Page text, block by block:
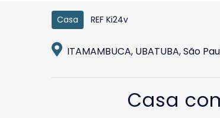
Casa REF Ki24v
ITAMAMBUCA, UBATUBA, São
Casa